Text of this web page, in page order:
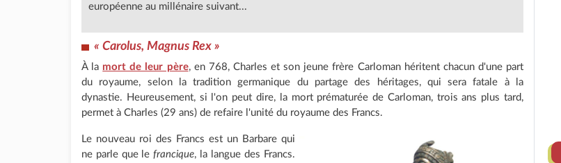
européenne au millénaire suivant...
« Carolus, Magnus Rex »
À la mort de leur père, en 768, Charles et son jeune frère Carloman héritent chacun d'une part
du royaume, selon la tradition germanique du partage des héritages, qui sera fatale à la
dynastie. Heureusement, si l'on peut dire, la mort prématurée de Carloman, trois ans plus tard,
permet à Charles (29 ans) de refaire l'unité du royaume des Francs.
Le nouveau roi des Francs est un Barbare qui
ne parle que lefrancique, la langue des Francs.